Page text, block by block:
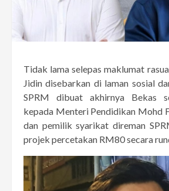
Tidak lama selepas maklumat
Jidin disebarkan di laman sosial
SPRM dibuat akhirnya Bekas
kepada Menteri Pendidikan Mohd
dan pemilik syarikat direman
projek percetakan RM80 secara